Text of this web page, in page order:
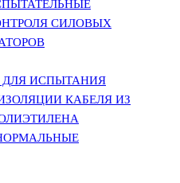
СИЛОВЫХ
ИСПЫТАНИЯ
КАБЕЛЯ ИЗ